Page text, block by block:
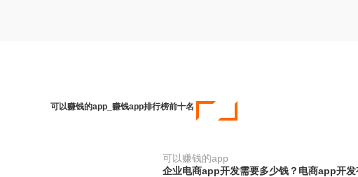
可以赚钱的app_赚钱app排行榜前十名
可以赚钱的app
企业电商app开发需要多少钱？电商app开发